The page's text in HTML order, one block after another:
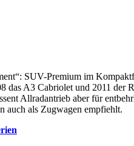
SUV-Premium im
das A3 Cabriolet und 2011
Allradantrieb aber für
auch als Zugwagen empfiehlt.